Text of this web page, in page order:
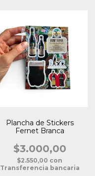
Plancha de Stickers
Fernet Branca
$3.000,00
$2.550,00 con
Transferencia bancaria